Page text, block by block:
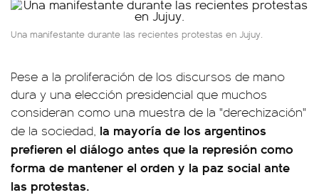
Una manifestante durante las recientes protestas en Jujuy.
Pese a la proliferación de los discursos de mano
dura y una elección presidencial que muchos
consideran como una muestra de la "derechización"
de la sociedad, la mayoría de los argentinos
prefieren el diálogo antes que la represión como
forma de mantener el orden y la paz social ante
las protestas.